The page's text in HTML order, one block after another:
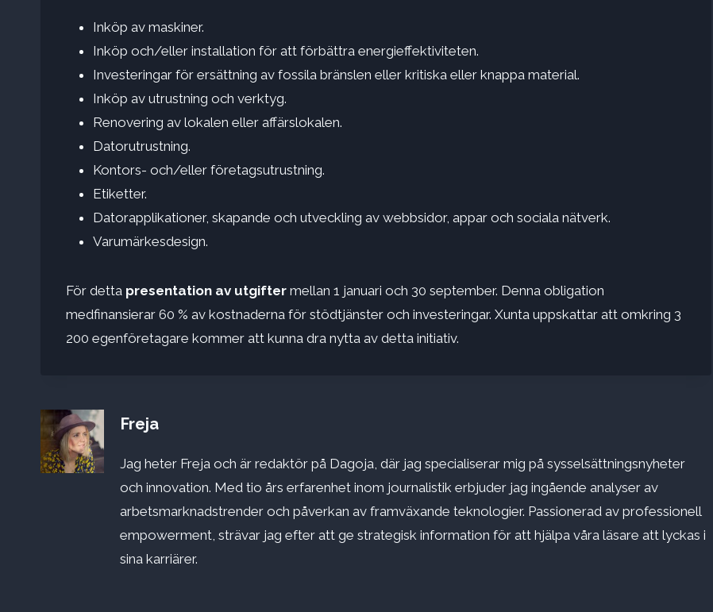
Inköp av maskiner.
Inköp och/eller installation för att förbättra energieffektiviteten.
Investeringar för ersättning av fossila bränslen eller kritiska eller knappa material.
Inköp av utrustning och verktyg.
Renovering av lokalen eller affärslokalen.
Datorutrustning.
Kontors- och/eller företagsutrustning.
Etiketter.
Datorapplikationer, skapande och utveckling av webbsidor, appar och sociala nätverk.
Varumärkesdesign.
För detta presentation av utgifter mellan 1 januari och 30 september. Denna obligation
medfinansierar 60 % av kostnaderna för stödtjänster och investeringar. Xunta uppskattar att omkring 3
200 egenföretagare kommer att kunna dra nytta av detta initiativ.
Freja
Jag heter Freja och är redaktör på Dagoja, där jag specialiserar mig på sysselsättningsnyheter
och innovation. Med tio års erfarenhet inom journalistik erbjuder jag ingående analyser av
arbetsmarknadstrender och påverkan av framväxande teknologier. Passionerad av professionell
empowerment, strävar jag efter att ge strategisk information för att hjälpa våra läsare att lyckas i
sina karriärer.